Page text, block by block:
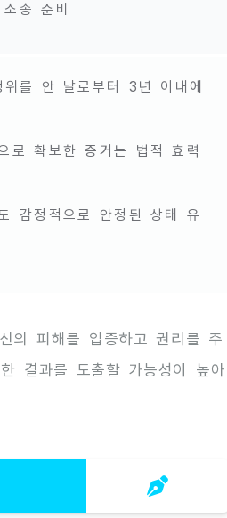
송 준비
를 안 날로부터 3년 이내에
로 확보한 증거는 법적 효력
감정적으로 안정된 상태 유
의 피해를 입증하고 권리를 주
결과를 도출할 가능성이 높아